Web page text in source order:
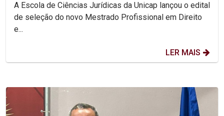
A Escola de Ciências Jurídicas da Unicap lançou o edital
de seleção do novo Mestrado Profissional em Direito
e...
LER MAIS